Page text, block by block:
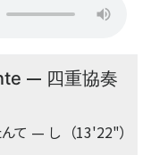
— 四重協奏
（13'22"）
て — し